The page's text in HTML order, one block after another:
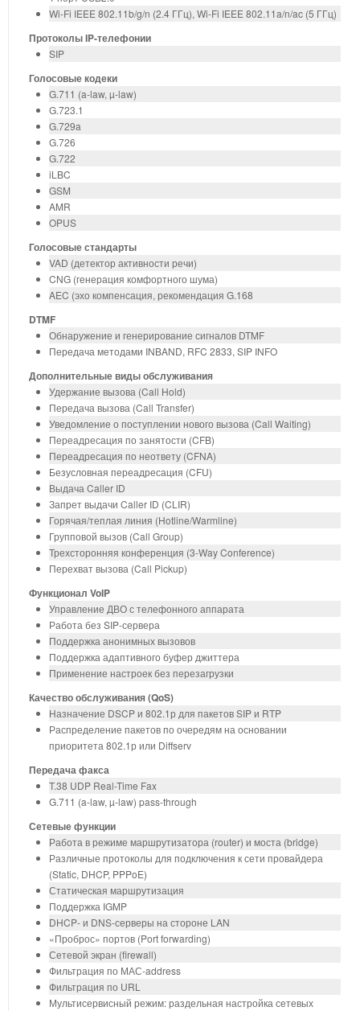
Wi-Fi IEEE 802.11b/g/n (2.4 ГГц), Wi-Fi IEEE 802.11a/n/ac (5 ГГц)
Протоколы IP-телефонии
SIP
Голосовые кодеки
G.711 (a-law, µ-law)
G.723.1
G.729a
G.726
G.722
iLBC
GSM
AMR
OPUS
Голосовые стандарты
VAD (детектор активности речи)
CNG (генерация комфортного шума)
AEC (эхо компенсация, рекомендация G.168
DTMF
Обнаружение и генерирование сигналов DTMF
Передача методами INBAND, RFC 2833, SIP INFO
Дополнительные виды обслуживания
Удержание вызова (Call Hold)
Передача вызова (Call Transfer)
Уведомление о поступлении нового вызова (Call Waiting)
Переадресация по занятости (CFB)
Переадресация по неответу (CFNA)
Безусловная переадресация (CFU)
Выдача Caller ID
Запрет выдачи Caller ID (CLIR)
Горячая/теплая линия (Hotline/Warmline)
Групповой вызов (Call Group)
Трехсторонняя конференция (3-Way Conference)
Перехват вызова (Call Pickup)
Функционал VoIP
Управление ДВО с телефонного аппарата
Работа без SIP-сервера
Поддержка анонимных вызовов
Поддержка адаптивного буфер джиттера
Применение настроек без перезагрузки
Качество обслуживания (QoS)
Назначение DSCP и 802.1р для пакетов SIP и RTP
Распределение пакетов по очередям на основании
приоритета 802.1р или Diffserv
Передача факса
T.38 UDP Real-Time Fax
G.711 (a-law, µ-law) pass-through
Сетевые функции
Работа в режиме маршрутизатора (router) и моста (bridge)
Различные протоколы для подключения к сети провайдера
(Static, DHCP, PPPoE)
Статическая маршрутизация
Поддержка IGMP
DHCP- и DNS-серверы на стороне LAN
«Проброс» портов (Port forwarding)
Сетевой экран (firewall)
Фильтрация по МАС-address
Фильтрация по URL
Мультисервисный режим: раздельная настройка сетевых